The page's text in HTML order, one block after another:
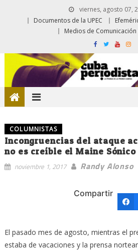
viernes, agosto 07,
Documentos de la UPEC
Medios de Comunicación
COLUMNISTAS
Incongruencias del ataque
no es creíble el Maine
noviembre 1, 2017 Randy Alonso
Compartir
El pasado mes de agosto, mientras el
estaba de vacaciones y la prensa